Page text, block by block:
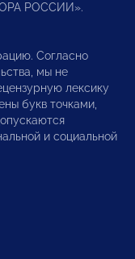
РОССИИ».
Согласно
мы не
лексику
букв точками,
и социальной